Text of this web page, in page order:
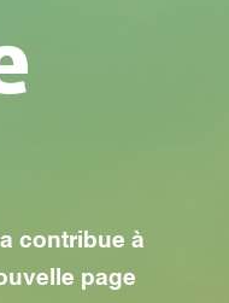
contribue à
page